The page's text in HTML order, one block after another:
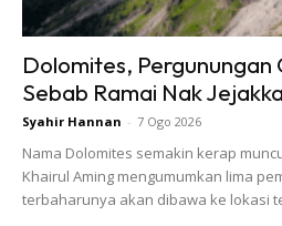
Dolomites, Pergunungan
Sebab Ramai Nak
Syahir Hannan - 7 Ogo 2026
Nama Dolomites semakin kerap
Khairul Aming mengumumkan lima
terbaharunya akan dibawa ke lokasi